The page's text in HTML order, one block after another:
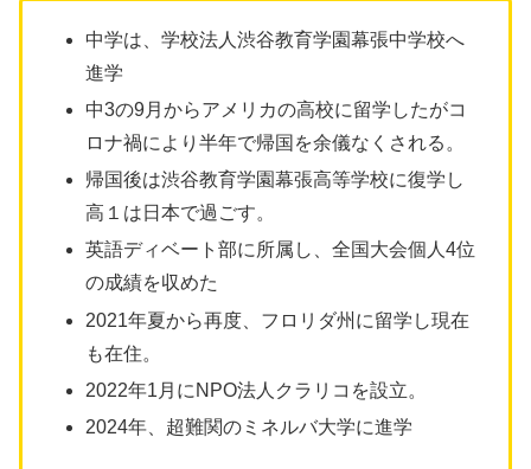
中学は、学校法人渋谷教育学園幕張中学校へ
進学
中3の9月からアメリカの高校に留学したがコ
ロナ禍により半年で帰国を余儀なくされる。
帰国後は渋谷教育学園幕張高等学校に復学し
高１は日本で過ごす。
英語ディベート部に所属し、全国大会個人4位
の成績を収めた
2021年夏から再度、フロリダ州に留学し現在
も在住。
2022年1月にNPO法人クラリコを設立。
2024年、超難関のミネルバ大学に進学